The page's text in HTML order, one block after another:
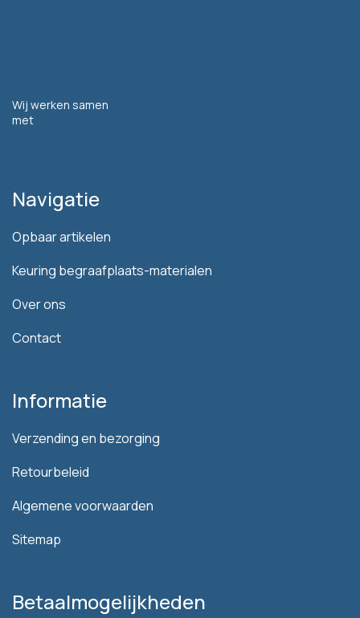
Wij werken samen
met
Navigatie
Opbaar artikelen
Keuring begraafplaats-materialen
Over ons
Contact
Informatie
Verzending en bezorging
Retourbeleid
Algemene voorwaarden
Sitemap
Betaalmogelijkheden